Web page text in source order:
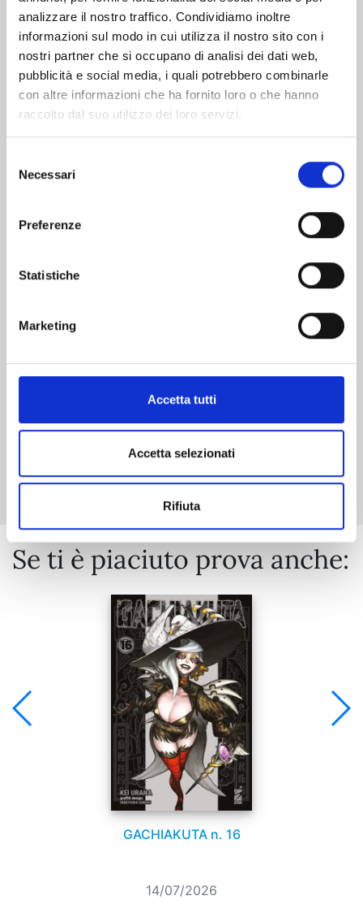
analizzare il nostro traffico. Condividiamo inoltre
informazioni sul modo in cui utilizza il nostro sito con i
nostri partner che si occupano di analisi dei dati web,
pubblicità e social media, i quali potrebbero combinarle
con altre informazioni che ha fornito loro o che hanno
raccolto dal suo utilizzo dei loro servizi.
delNecessari
Preferenze
Statistiche
Marketing
Accetta tutti
Accetta selezionati
Rifiuta
RECORD OF RAGNAROK - LO STRANO CASO DI
€ 6,90
Mostra tutto
Se ti è piaciuto prova anche:
GACHIAKUTA n. 16
14/07/2026